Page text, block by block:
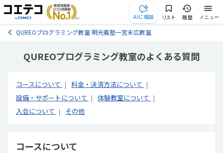
AIに相談 リスト 履歴 メニュー
QUREOプログラミング教室 明光義塾一宮末広教室
QUREOプログラミング教室のよくある質問
コースについて
料金・決済方法について
設備・サポートについて
体験教室について
入会について
その他
コースについて